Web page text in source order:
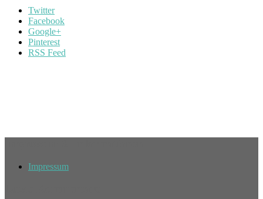
Twitter
Facebook
Google+
Pinterest
RSS Feed
Impressum